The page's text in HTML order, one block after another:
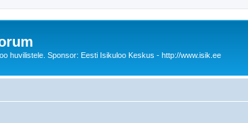
huvilistele. Sponsor: Eesti Isikuloo Keskus - http://www.isik.ee